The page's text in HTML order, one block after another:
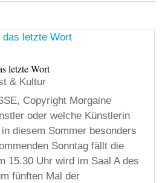
letzte Wort
& Kultur
Copyright Morgaine
oder welche Künstlerin
diesem Sommer besonders
Sonntag fällt die
15.30 Uhr wird im Saal A des
fünften Mal der